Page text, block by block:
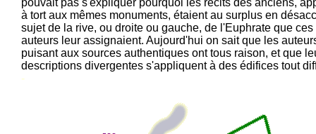
à tort aux mêmes monuments, étaient au surplus en
sujet de la rive, ou droite ou gauche, de l'Euphrate que ces
auteurs leur assignaient. Aujourd'hui on sait que les
puisant aux sources authentiques ont tous raison, et que
descriptions divergentes s'appliquent à des édifices tout
-